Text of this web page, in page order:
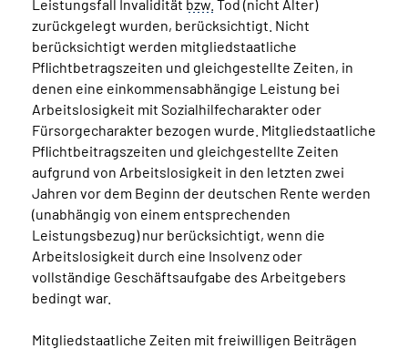
Leistungsfall Invalidität bzw. Tod (nicht Alter)
zurückgelegt wurden, berücksichtigt. Nicht
berücksichtigt werden mitgliedstaatliche
Pflichtbetragszeiten und gleichgestellte Zeiten, in
denen eine einkommensabhängige Leistung bei
Arbeitslosigkeit mit Sozialhilfecharakter oder
Fürsorgecharakter bezogen wurde. Mitgliedstaatliche
Pflichtbeitragszeiten und gleichgestellte Zeiten
aufgrund von Arbeitslosigkeit in den letzten zwei
Jahren vor dem Beginn der deutschen Rente werden
(unabhängig von einem entsprechenden
Leistungsbezug) nur berücksichtigt, wenn die
Arbeitslosigkeit durch eine Insolvenz oder
vollständige Geschäftsaufgabe des Arbeitgebers
bedingt war.
Mitgliedstaatliche Zeiten mit freiwilligen Beiträgen